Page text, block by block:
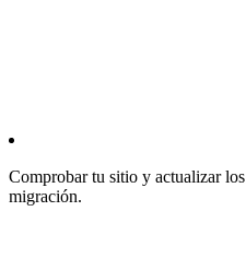
Comprobar tu sitio y actualizar
migración.